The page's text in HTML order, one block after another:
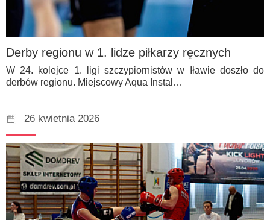
Derby regionu w 1. lidze piłkarzy ręcznych
W 24. kolejce 1. ligi szczypiornistów w Iławie doszło do
derbów regionu. Miejscowy Aqua Instal…
26 kwietnia 2026